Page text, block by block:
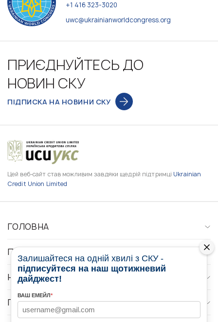
+1 416 323-3020
uwc@ukrainianworldcongress.org
ПРИЄДНУЙТЕСЬ ДО
НОВИН СКУ
ПІДПИСКА НА НОВИНИ СКУ
Цей веб-сайт став можливим завдяки щедрій підтримці Ukrainian
Credit Union Limited
ГОЛОВНА
ПРО НАС
НОВИНИ
ПРОГРАМИ
Залишайтеся на одній хвилі з СКУ -
підписуйтеся на наш щотижневий
дайджест!
ВАШ ЕМЕЙЛ*